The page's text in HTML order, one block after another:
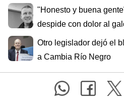
"Honesto y buena
despide con dolor al
Otro legislador dejó el
a Cambia Río Negro